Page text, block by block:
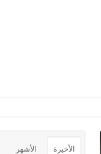
الأخيرة الأشهر